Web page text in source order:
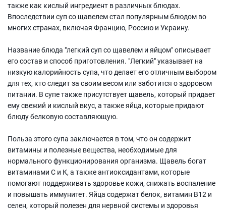
также как кислый ингредиент в различных блюдах.
Впоследствии суп со щавелем стал популярным блюдом во
многих странах, включая Францию, Россию и Украину.
Название блюда "легкий суп со щавелем и яйцом" описывает
его состав и способ приготовления. "Легкий" указывает на
низкую калорийность супа, что делает его отличным выбором
для тех, кто следит за своим весом или заботится о здоровом
питании. В супе также присутствует щавель, который придает
ему свежий и кислый вкус, а также яйца, которые придают
блюду белковую составляющую.
Польза этого супа заключается в том, что он содержит
витамины и полезные вещества, необходимые для
нормального функционирования организма. Щавель богат
витаминами С и К, а также антиоксидантами, которые
помогают поддерживать здоровье кожи, снижать воспаление
и повышать иммунитет. Яйца содержат белок, витамин В12 и
селен, который полезен для нервной системы и здоровья